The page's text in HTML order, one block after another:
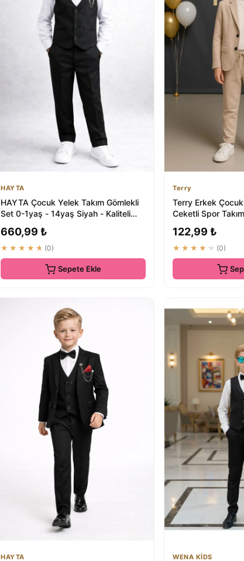
HAYTA
HAYTA Çocuk Yelek Takım Gömlekli
Set 0-1yaş - 14yaş Siyah - Kaliteli
660,99 ₺
★★★★★ (0)
Sepete Ekle
Terry
Terry Erkek
Ceketli Spor
122,99 ₺
★★★★★ (0)
HAYTA WENA KİDS